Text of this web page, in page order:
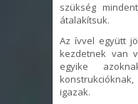
szükség
átalakítsuk.
Az ívvel együtt
kezdetnek van
egyike
igazak.